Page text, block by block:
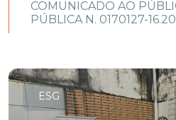
COMUNICADO AO
PÚBLICA N. 0170127-
ESG